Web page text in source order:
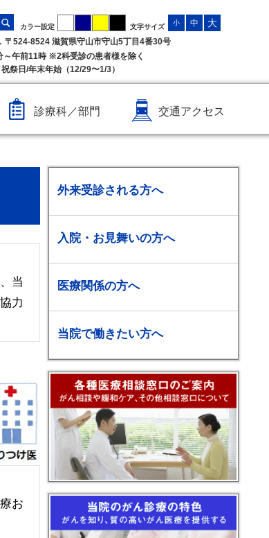
カラー設定 文字サイズ
小 中 大
〒524-8524 滋賀県守山市守山5丁目4番30号
～午前11時 ※2科受診の患者様を除く
祭日/年末年始（12/29〜1/3）
診療科／部門 交通アクセス
当
力
お
外来受診される方へ
入院・お見舞いの方へ
医療関係の方へ
当院で働きたい方へ